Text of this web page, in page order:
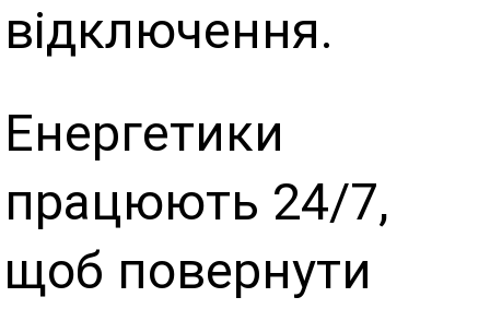
відключення.
Енергетики
працюють 24/7,
щоб повернути